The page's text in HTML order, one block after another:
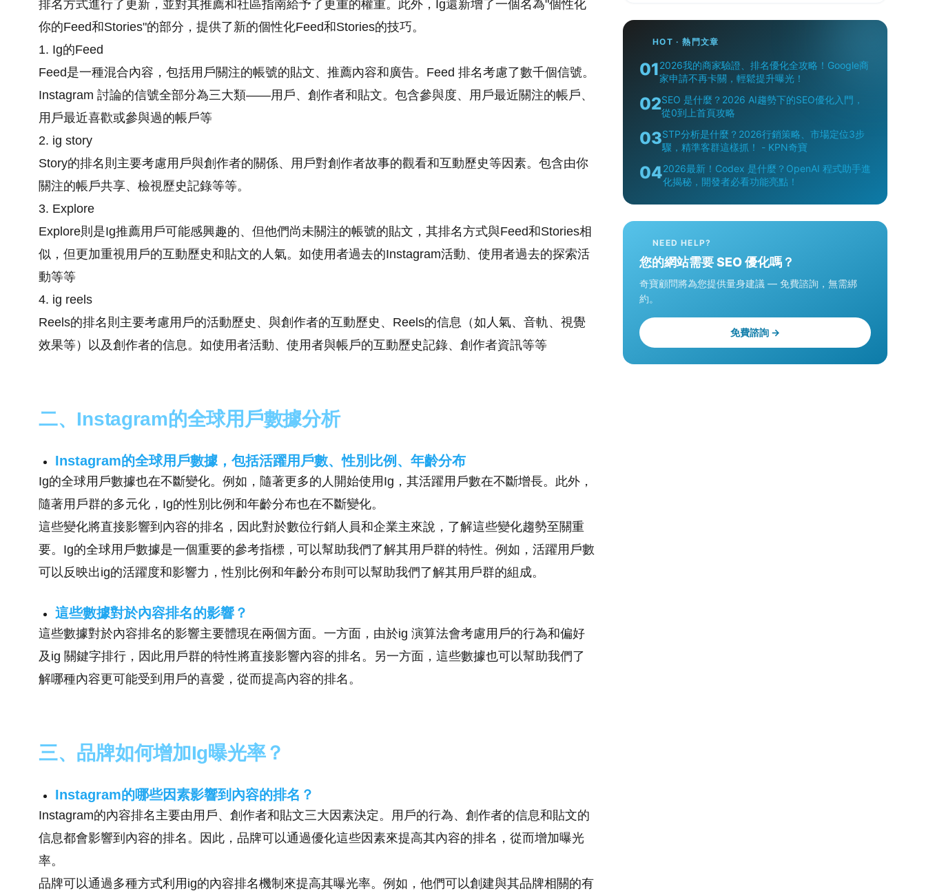
排名方式進行了更新，並對其推薦和社區指南給予了更重的權重。此外，Ig還新增了一個名為"個性化
你的Feed和Stories"的部分，提供了新的個性化Feed和Stories的技巧。
1. Ig的Feed
Feed是一種混合內容，包括用戶關注的帳號的貼文、推薦內容和廣告。Feed 排名考慮了數千個信號。
Instagram 討論的信號全部分為三大類——用戶、創作者和貼文。包含參與度、用戶最近關注的帳戶、
用戶最近喜歡或參與過的帳戶等
2. ig story
Story的排名則主要考慮用戶與創作者的關係、用戶對創作者故事的觀看和互動歷史等因素。包含由你
關注的帳戶共享、檢視歷史記錄等等。
3. Explore
Explore則是Ig推薦用戶可能感興趣的、但他們尚未關注的帳號的貼文，其排名方式與Feed和Stories相
似，但更加重視用戶的互動歷史和貼文的人氣。如使用者過去的Instagram活動、使用者過去的探索活
動等等
4. ig reels
Reels的排名則主要考慮用戶的活動歷史、與創作者的互動歷史、Reels的信息（如人氣、音軌、視覺
效果等）以及創作者的信息。如使用者活動、使用者與帳戶的互動歷史記錄、創作者資訊等等
二、Instagram的全球用戶數據分析
Instagram的全球用戶數據，包括活躍用戶數、性別比例、年齡分布
Ig的全球用戶數據也在不斷變化。例如，隨著更多的人開始使用Ig，其活躍用戶數在不斷增長。此外，
隨著用戶群的多元化，Ig的性別比例和年齡分布也在不斷變化。
這些變化將直接影響到內容的排名，因此對於數位行銷人員和企業主來說，了解這些變化趨勢至關重
要。Ig的全球用戶數據是一個重要的參考指標，可以幫助我們了解其用戶群的特性。例如，活躍用戶數
可以反映出ig的活躍度和影響力，性別比例和年齡分布則可以幫助我們了解其用戶群的組成。
這些數據對於內容排名的影響？
這些數據對於內容排名的影響主要體現在兩個方面。一方面，由於ig 演算法會考慮用戶的行為和偏好
及ig 關鍵字排行，因此用戶群的特性將直接影響內容的排名。另一方面，這些數據也可以幫助我們了
解哪種內容更可能受到用戶的喜愛，從而提高內容的排名。
三、品牌如何增加Ig曝光率？
Instagram的哪些因素影響到內容的排名？
Instagram的內容排名主要由用戶、創作者和貼文三大因素決定。用戶的行為、創作者的信息和貼文的
信息都會影響到內容的排名。因此，品牌可以通過優化這些因素來提高其內容的排名，從而增加曝光
率。
品牌可以通過多種方式利用ig的內容排名機制來提高其曝光率。例如，他們可以創建與其品牌相關的有
HOT · 熱門文章
012026我的商家驗證、排名優化全攻略！Google商
家申請不再卡關，輕鬆提升曝光！
02SEO 是什麼？2026 AI趨勢下的SEO優化入門，
從0到上首頁攻略
03STP分析是什麼？2026行銷策略、市場定位3步
驟，精準客群這樣抓！ - KPN奇寶
042026最新！Codex 是什麼？OpenAI 程式助手進
化揭秘，開發者必看功能亮點！
NEED HELP?
您的網站需要 SEO 優化嗎？
奇寶顧問將為您提供量身建議 — 免費諮詢，無需綁
約。
免費諮詢 →